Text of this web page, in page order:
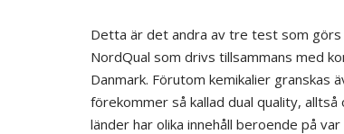
Detta är det andra av tre test som
NordQual som drivs tillsammans med
Danmark. Förutom kemikalier granskas
förekommer så kallad dual quality,
länder har olika innehåll beroende på var